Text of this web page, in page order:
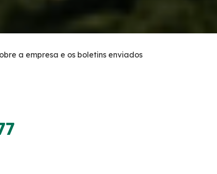
a empresa e os boletins enviados